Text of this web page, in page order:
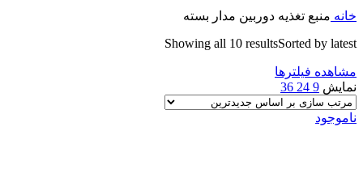
خانه منبع تغذیه دوربین مدار بسته
Showing all 10 resultsSorted by latest
مشاهده فیلترها
نمایش 9
24
36
ناموجود